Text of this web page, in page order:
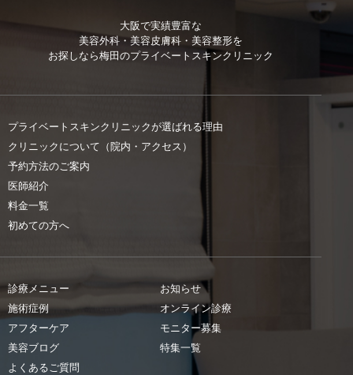
大阪で実績豊富な
美容外科・美容皮膚科・美容整形を
お探しなら梅田のプライベートスキンクリニック
プライベートスキンクリニックが選ばれる理由
クリニックについて（院内・アクセス）
予約方法のご案内
医師紹介
料金一覧
初めての方へ
診療メニュー
施術症例
アフターケア
美容ブログ
よくあるご質問
お知らせ
オンライン診療
モニター募集
特集一覧